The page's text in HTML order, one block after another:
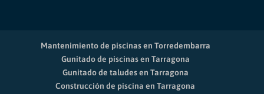
Mantenimiento de piscinas en Torredembarra
Gunitado de piscinas en Tarragona
Gunitado de taludes en Tarragona
Construcción de piscina en Tarragona